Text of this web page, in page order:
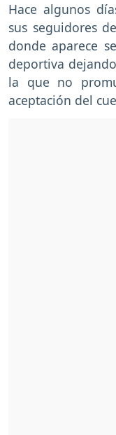
Hace algunos
sus seguidores
donde aparece
deportiva
la que no
aceptación del